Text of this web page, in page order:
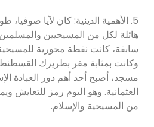
5. الأهمية الدينية: كان لآيا صوفيا،
هائلة لكل من المسيحيين والمسلمين.
سابقة، كانت نقطة محورية
وكانت بمثابة مقر بطريرك
مسجد، أصبح أحد أهم دور العبادة
العثمانية. وهو اليوم رمز للتعايش
من المسيحية والإسلام.